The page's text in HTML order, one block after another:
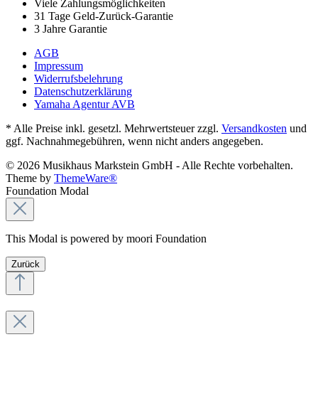
Viele Zahlungsmöglichkeiten
31 Tage Geld-Zurück-Garantie
3 Jahre Garantie
AGB
Impressum
Widerrufsbelehrung
Datenschutzerklärung
Yamaha Agentur AVB
* Alle Preise inkl. gesetzl. Mehrwertsteuer zzgl. Versandkosten und
ggf. Nachnahmegebühren, wenn nicht anders angegeben.
© 2026 Musikhaus Markstein GmbH - Alle Rechte vorbehalten.
Theme by ThemeWare®
Foundation Modal
This Modal is powered by moori Foundation
Zurück